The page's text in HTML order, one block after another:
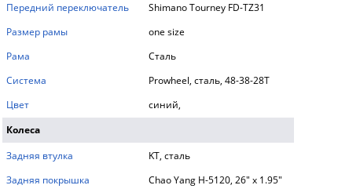
Передний переключатель
Shimano Tourney FD-TZ31
Размер рамы
one size
Рама
Сталь
Система
Prowheel, сталь, 48-38-28T
Цвет
синий,
Колеса
Задняя втулка
KT, сталь
Задняя покрышка
Chao Yang H-5120, 26" x 1.95"